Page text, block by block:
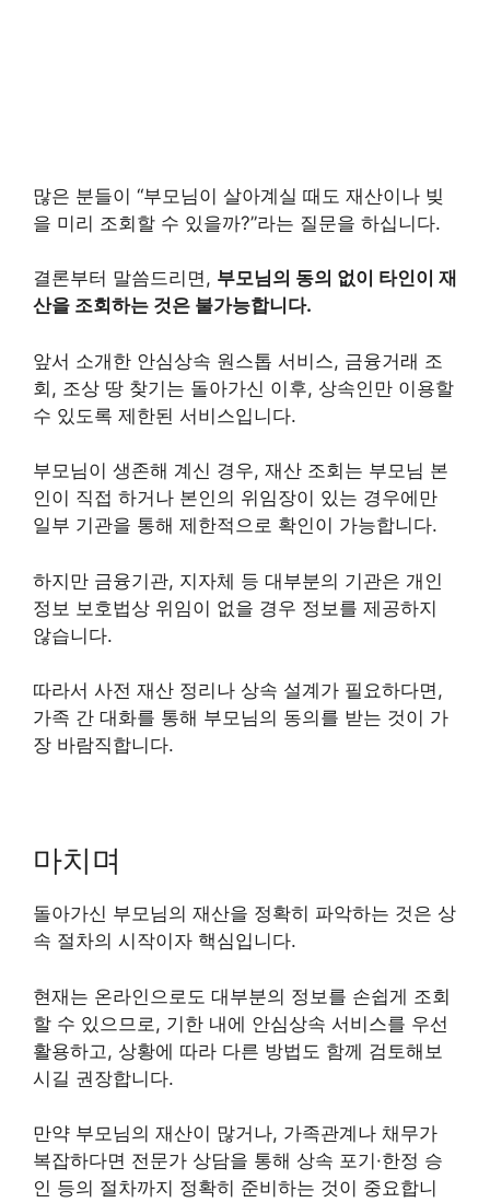
많은 분들이 “부모님이 살아계실 때도 재산이나 빚
을 미리 조회할 수 있을까?”라는 질문을 하십니다.
결론부터 말씀드리면, 부모님의 동의 없이 타인이 재
산을 조회하는 것은 불가능합니다.
앞서 소개한 안심상속 원스톱 서비스, 금융거래 조
회, 조상 땅 찾기는 돌아가신 이후, 상속인만 이용할
수 있도록 제한된 서비스입니다.
부모님이 생존해 계신 경우, 재산 조회는 부모님 본
인이 직접 하거나 본인의 위임장이 있는 경우에만
일부 기관을 통해 제한적으로 확인이 가능합니다.
하지만 금융기관, 지자체 등 대부분의 기관은 개인
정보 보호법상 위임이 없을 경우 정보를 제공하지
않습니다.
따라서 사전 재산 정리나 상속 설계가 필요하다면,
가족 간 대화를 통해 부모님의 동의를 받는 것이 가
장 바람직합니다.
마치며
돌아가신 부모님의 재산을 정확히 파악하는 것은 상
속 절차의 시작이자 핵심입니다.
현재는 온라인으로도 대부분의 정보를 손쉽게 조회
할 수 있으므로, 기한 내에 안심상속 서비스를 우선
활용하고, 상황에 따라 다른 방법도 함께 검토해보
시길 권장합니다.
만약 부모님의 재산이 많거나, 가족관계나 채무가
복잡하다면 전문가 상담을 통해 상속 포기·한정 승
인 등의 절차까지 정확히 준비하는 것이 중요합니